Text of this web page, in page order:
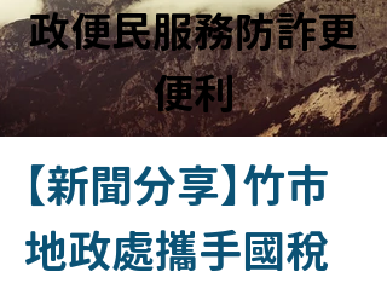
政便民服務防詐更
便利
【新聞分享】竹市
地政處攜手國稅